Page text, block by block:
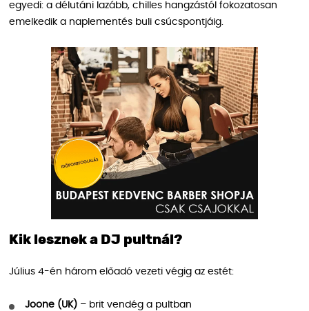
egyedi: a délutáni lazább, chilles hangzástól fokozatosan
emelkedik a naplementés buli csúcspontjáig.
Kik lesznek a DJ pultnál?
Július 4-én három előadó vezeti végig az estét:
Joone (UK) – brit vendég a pultban